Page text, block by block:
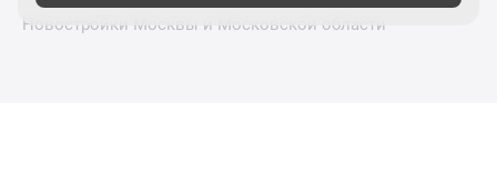
Новостройки Москвы и Московской области